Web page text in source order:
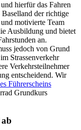
hierfür das Fahren
der richtige
motivierte Team
Ausbildung und bietet
an.
jedoch von Grund
Strassenverkehr
Verkehrsteilnehmer
entscheidend. Wir
Führerscheins
Grundkurs